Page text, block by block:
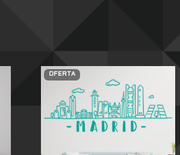
OFERTA